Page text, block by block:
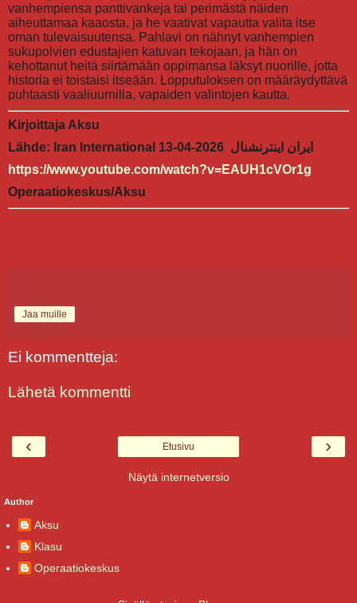
vanhempiensa panttivankeja tai perimästä näiden
aiheuttamaa kaaosta, ja he vaativat vapautta valita itse
oman tulevaisuutensa. Pahlavi on nähnyt vanhempien
sukupolvien edustajien katuvan tekojaan, ja hän on
kehottanut heitä siirtämään oppimansa läksyt nuorille, jotta
historia ei toistaisi itseään. Lopputuloksen on määräydyttävä
puhtaasti vaaliuurnilla, vapaiden valintojen kautta.
Kirjoittaja Aksu
Lähde: Iran International ايران اينترنشنال 2026-04-13
https://www.youtube.com/watch?v=EAUH1cVOr1g
Operaatiokeskus/Aksu
Jaa muille
Ei kommentteja:
Lähetä kommentti
‹ ›
Etusivu
Näytä internetversio
Author
Aksu
Klasu
Operaatiokeskus